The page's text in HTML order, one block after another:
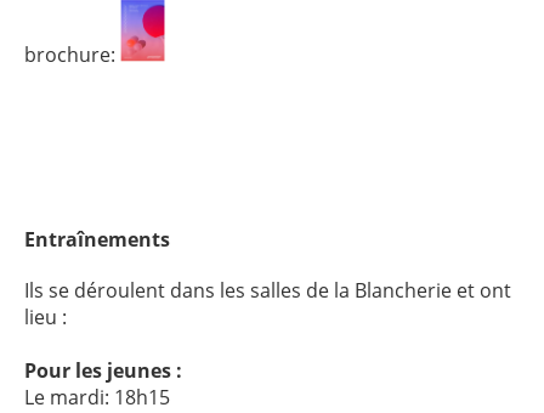
brochure:
Entraînements
Ils se déroulent dans les salles de la Blancherie et ont
lieu :
Pour les jeunes :
Le mardi: 18h15